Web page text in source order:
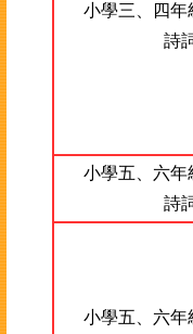
小學三、四年
詩
小學五、六年
詩
小學五、六年